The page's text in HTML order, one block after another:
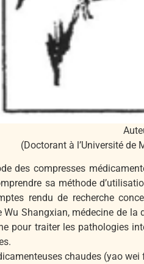
(Doctorant à l’Université de
des compresses
sa méthode
rendu de recherche
Shangxian, médecine de
pour traiter les pathologies
chaudes (yao